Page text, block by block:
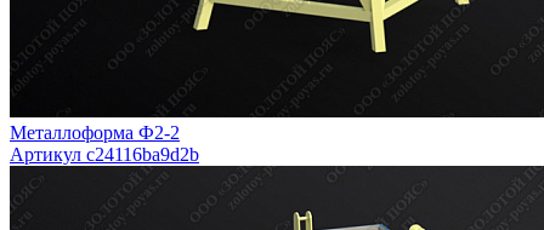
Металлоформа Ф2-2
Артикул c24116ba9d2b